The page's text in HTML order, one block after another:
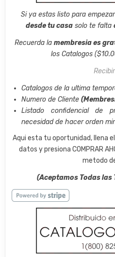
Si ya estas listo para
desde tu casasolo te falta
Recuerda la membresia es
los Catalogos
Catalogos de la ultima
Numero de Cliente
Listado confidencial de
necesidad de hacer orden
Aqui esta tu oportunidad, llena
datos y presiona COMPRAR
metodo
(Aceptamos Todas las